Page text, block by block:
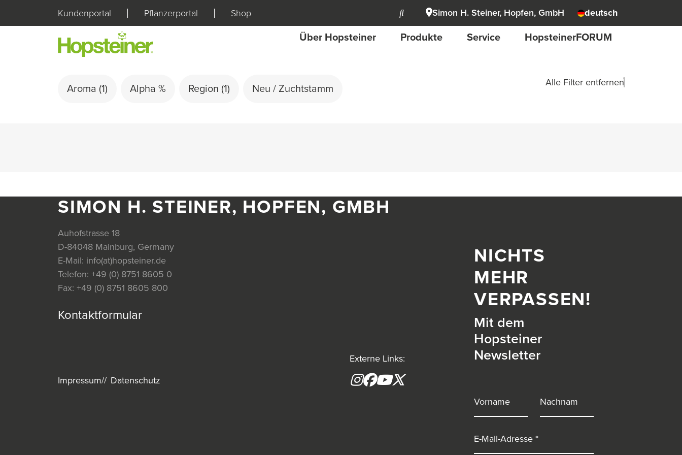
Kundenportal Pflanzerportal Shop Simon H. Steiner, Hopfen, GmbH deutsch
Über Hopsteiner Produkte Service HopsteinerFORUM
Aroma (1) Alpha % Region (1) Neu / Zuchtstamm
Alle Filter entfernen
SIMON H. STEINER, HOPFEN, GMBH
Auhofstrasse 18
D-84048 Mainburg, Germany
E-Mail: info(at)hopsteiner.de
Telefon: +49 (0) 8751 8605 0
Fax: +49 (0) 8751 8605 800
Kontaktformular
Externe Links:
Instagram
Facebook
YouTube
Impressum Datenschutz
NICHTS
MEHR
VERPASSEN!
Mit dem
Hopsteiner
Newsletter